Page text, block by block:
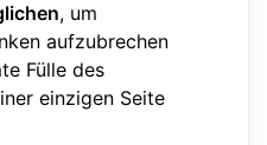
, um
aufzubrechen
Fülle des
einzigen Seite